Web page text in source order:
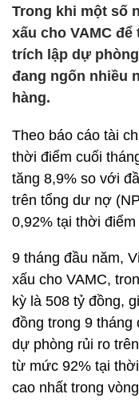
Trong khi một số
xấu cho VAMC
trích lập dự
đang ngốn nhiều
hàng.
Theo báo cáo tài
thời điểm cuối
tăng 8,9% so với
trên tổng dư nợ
0,92% tại thời
9 tháng đầu năm,
xấu cho VAMC,
kỳ là 508 tỷ đồng,
đồng trong 9 tháng
dự phòng rủi ro
từ mức 92% tại
cao nhất trong